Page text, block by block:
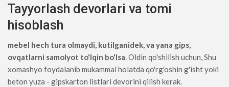
Tayyorlash devorlari va tomi
hisoblash
mebel hech tura olmaydi, kutilganidek, va yana gips,
ovqatlarni samolyot to'lqin bo'lsa. Oldin qo'shilish uchun, Shu
xomashyo foydalanib mukammal holatda qo'rg'oshin g'isht yoki
beton yuza - gipskarton listlari devorini qilish kerak.